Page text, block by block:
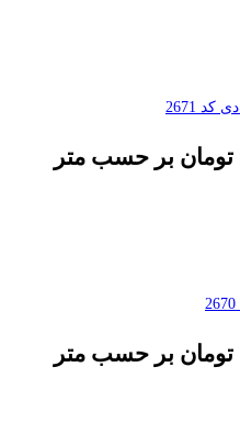
2671
تومان بر حسب متر
تومان بر حسب متر